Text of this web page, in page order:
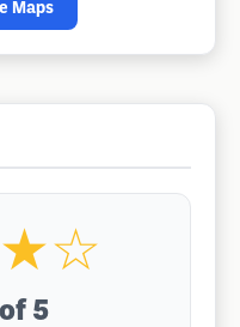
Maps
5